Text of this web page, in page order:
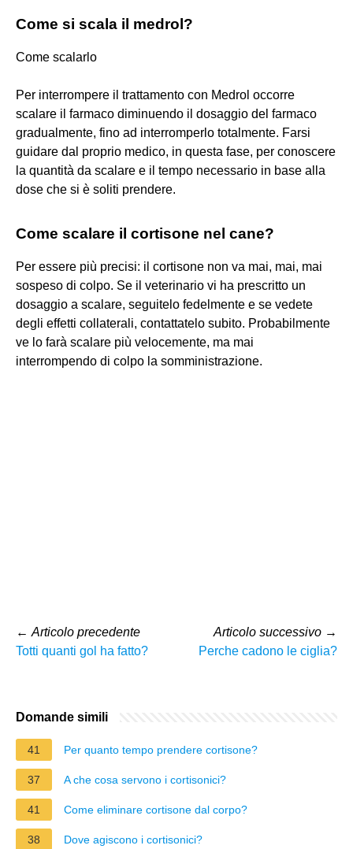
Come si scala il medrol?
Come scalarlo
Per interrompere il trattamento con Medrol occorre
scalare il farmaco diminuendo il dosaggio del farmaco
gradualmente, fino ad interromperlo totalmente. Farsi
guidare dal proprio medico, in questa fase, per conoscere
la quantità da scalare e il tempo necessario in base alla
dose che si è soliti prendere.
Come scalare il cortisone nel cane?
Per essere più precisi: il cortisone non va mai, mai, mai
sospeso di colpo. Se il veterinario vi ha prescritto un
dosaggio a scalare, seguitelo fedelmente e se vedete
degli effetti collaterali, contattatelo subito. Probabilmente
ve lo farà scalare più velocemente, ma mai
interrompendo di colpo la somministrazione.
← Articolo precedente
Totti quanti gol ha fatto?
Articolo successivo →
Perche cadono le ciglia?
Domande simili
41 Per quanto tempo prendere cortisone?
37 A che cosa servono i cortisonici?
41 Come eliminare cortisone dal corpo?
38 Dove agiscono i cortisonici?